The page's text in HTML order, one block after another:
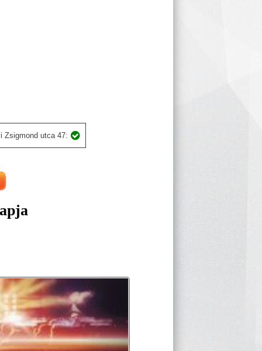
Zsigmond utca 47: